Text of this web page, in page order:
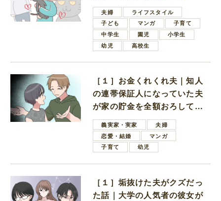
夫婦
ライフスタイル
子ども
マンガ
子育て
中学生
園児
小学生
幼児
高校生
［１］お金くれくれ夫｜知人
の連帯保証人になっていた夫
が家の貯金を全額おろしてほ
しいと言ってきた
義実家・実家
夫婦
恋愛・結婚
マンガ
子育て
幼児
［１］垢抜けた夫がクズだっ
た話｜大学の人気者の彼女が